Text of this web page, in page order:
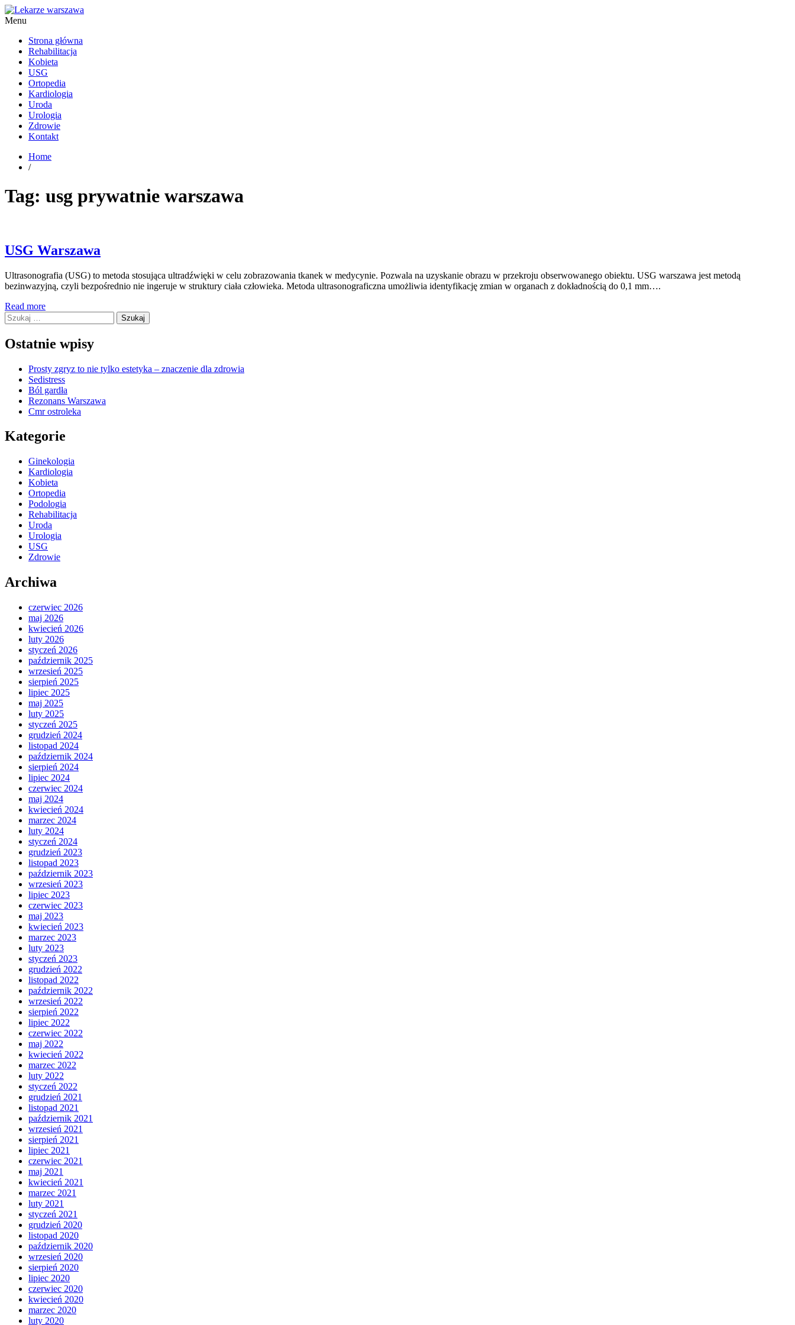
Menu
Strona główna
Rehabilitacja
Kobieta
USG
Ortopedia
Kardiologia
Uroda
Urologia
Zdrowie
Kontakt
Home
/
Tag: usg prywatnie warszawa
USG Warszawa
Ultrasonografia (USG) to metoda stosująca ultradźwięki w celu zobrazowania tkanek w medycynie. Pozwala na uzyskanie obrazu w przekroju obserwowanego obiektu. USG warszawa jest metodą
bezinwazyjną, czyli bezpośrednio nie ingeruje w struktury ciała człowieka. Metoda ultrasonograficzna umożliwia identyfikację zmian w organach z dokładnością do 0,1 mm….
Read more
Szukaj:
Ostatnie wpisy
Prosty zgryz to nie tylko estetyka – znaczenie dla zdrowia
Sedistress
Ból gardła
Rezonans Warszawa
Cmr ostroleka
Kategorie
Ginekologia
Kardiologia
Kobieta
Ortopedia
Podologia
Rehabilitacja
Uroda
Urologia
USG
Zdrowie
Archiwa
czerwiec 2026
maj 2026
kwiecień 2026
luty 2026
styczeń 2026
październik 2025
wrzesień 2025
sierpień 2025
lipiec 2025
maj 2025
luty 2025
styczeń 2025
grudzień 2024
listopad 2024
październik 2024
sierpień 2024
lipiec 2024
czerwiec 2024
maj 2024
kwiecień 2024
marzec 2024
luty 2024
styczeń 2024
grudzień 2023
listopad 2023
październik 2023
wrzesień 2023
lipiec 2023
czerwiec 2023
maj 2023
kwiecień 2023
marzec 2023
luty 2023
styczeń 2023
grudzień 2022
listopad 2022
październik 2022
wrzesień 2022
sierpień 2022
lipiec 2022
czerwiec 2022
maj 2022
kwiecień 2022
marzec 2022
luty 2022
styczeń 2022
grudzień 2021
listopad 2021
październik 2021
wrzesień 2021
sierpień 2021
lipiec 2021
czerwiec 2021
maj 2021
kwiecień 2021
marzec 2021
luty 2021
styczeń 2021
grudzień 2020
listopad 2020
październik 2020
wrzesień 2020
sierpień 2020
lipiec 2020
czerwiec 2020
kwiecień 2020
marzec 2020
luty 2020